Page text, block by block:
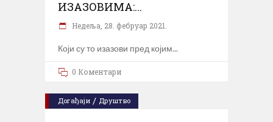
ИЗАЗОВИМА:...
Недеља, 28. фебруар 2021.
Који су то изазови пред којим
0 Коментари
Догађаји / Друштво